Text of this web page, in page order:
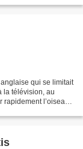
anglaise qui se limitait
la télévision, au
l’oiseau